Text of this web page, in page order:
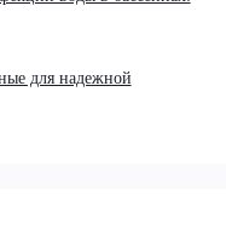
для надежной